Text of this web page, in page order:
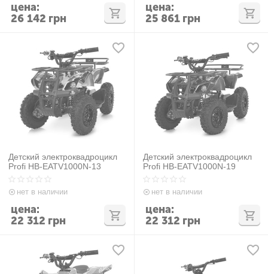
26 142 грн
цена:
25 861 грн
цена:
Детский электроквадроцикл
Profi HB-EATV1000N-13
нет в наличии
22 312 грн
цена:
Детский электроквадроцикл
Profi HB-EATV1000N-19
нет в наличии
22 312 грн
цена: